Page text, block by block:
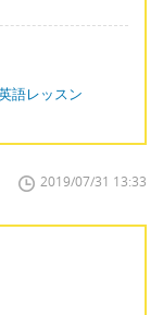
語レッスン
2019/07/31 13:33